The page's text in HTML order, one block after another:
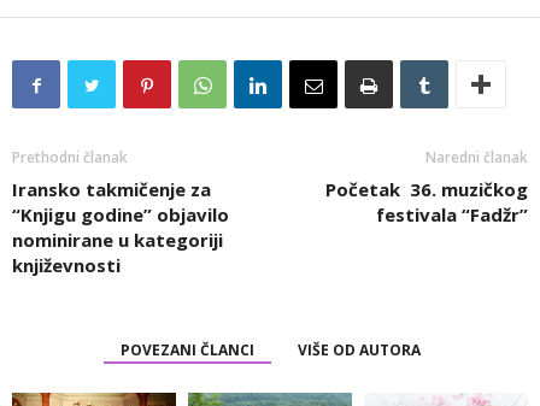
Prethodni članak
Iransko takmičenje za
“Knjigu godine” objavilo
nominirane u kategoriji
književnosti
Naredni članak
Početak 36. muzičkog
festivala “Fadžr”
POVEZANI ČLANCI VIŠE OD AUTORA